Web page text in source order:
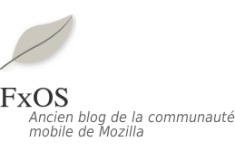
FxOS
Ancien blog de la
mobile de Mozilla